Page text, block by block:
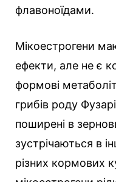
флавоноїдами.
Мікоестрогени
ефекти, але не є
формові
грибів роду
поширені в
зустрічаються в
різних кормових